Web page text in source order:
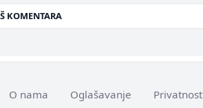
KOMENTARA
O nama Oglašavanje Privatnost